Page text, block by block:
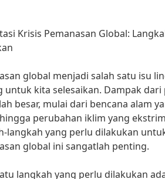
Krisis Pemanasan Global:
global menjadi salah satu isu
untuk kita selesaikan. Dampak dari
besar, mulai dari bencana alam
perubahan iklim yang
langkah yang perlu dilakukan
global ini sangatlah penting.
langkah yang perlu dilakukan